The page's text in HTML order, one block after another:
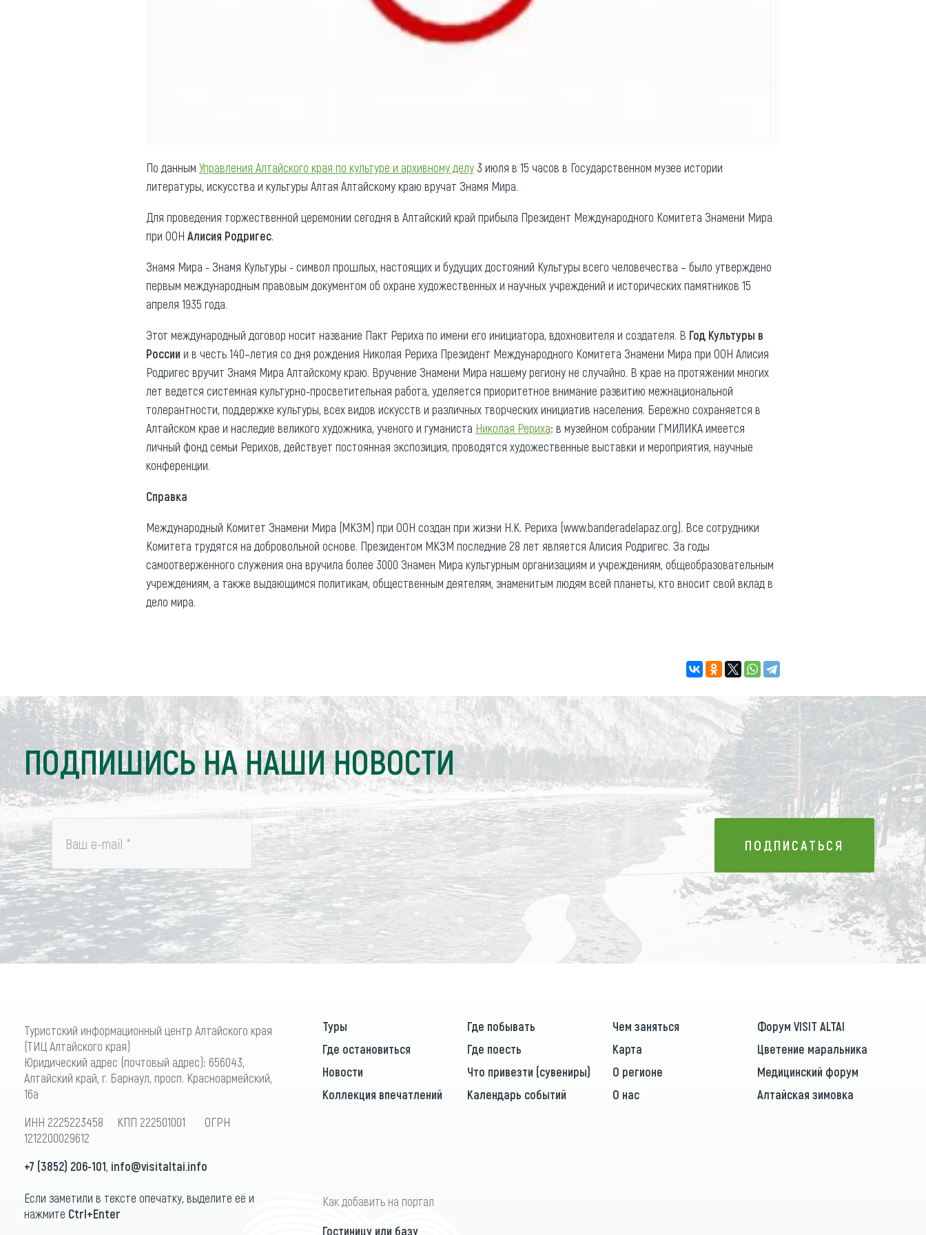
По данным Управления Алтайского края по культуре и архивному делу 3 июля в 15 часов в Государственном музее истории
литературы, искусства и культуры Алтая Алтайскому краю вручат Знамя Мира.
Для проведения торжественной церемонии сегодня в Алтайский край прибыла Президент Международного Комитета Знамени Мира
при ООН Алисия Родригес.
Знамя Мира - Знамя Культуры - символ прошлых, настоящих и будущих достояний Культуры всего человечества – было утверждено
первым международным правовым документом об охране художественных и научных учреждений и исторических памятников 15
апреля 1935 года.
Этот международный договор носит название Пакт Рериха по имени его инициатора, вдохновителя и создателя. В Год Культуры в
России и в честь 140–летия со дня рождения Николая Рериха Президент Международного Комитета Знамени Мира при ООН Алисия
Родригес вручит Знамя Мира Алтайскому краю. Вручение Знамени Мира нашему региону не случайно. В крае на протяжении многих
лет ведется системная культурно-просветительная работа, уделяется приоритетное внимание развитию межнациональной
толерантности, поддержке культуры, всех видов искусств и различных творческих инициатив населения. Бережно сохраняется в
Алтайском крае и наследие великого художника, ученого и гуманиста Николая Рериха: в музейном собрании ГМИЛИКА имеется
личный фонд семьи Рерихов, действует постоянная экспозиция, проводятся художественные выставки и мероприятия, научные
конференции.
Справка
Международный Комитет Знамени Мира (МКЗМ) при ООН создан при жизни Н.К. Рериха (www.banderadelapaz.org). Все сотрудники
Комитета трудятся на добровольной основе. Президентом МКЗМ последние 28 лет является Алисия Родригес. За годы
самоотверженного служения она вручила более 3000 Знамен Мира культурным организациям и учреждениям, общеобразовательным
учреждениям, а также выдающимся политикам, общественным деятелям, знаменитым людям всей планеты, кто вносит свой вклад в
дело мира.
ПОДПИШИСЬ НА НАШИ НОВОСТИ
Ваш e-mail * ПОДПИСАТЬСЯ
ПОДПИСАТЬСЯ
Туристский информационный центр Алтайского края
(ТИЦ Алтайского края)
Юридический адрес (почтовый адрес): 656043,
Алтайский край, г. Барнаул, просп. Красноармейский,
16а
ИНН 2225223458 КПП 222501001 ОГРН
1212200029612
+7 (3852) 206-101, info@visitaltai.info
Если заметили в тексте опечатку, выделите её и
нажмите Ctrl+Enter
Туры Где побывать Чем заняться
Форум VISIT ALTAI
Где остановиться
Где поесть Карта
Цветение маральника
Новости
Что привезти (сувениры) О регионе
Медицинский форум
Коллекция впечатлений
Календарь событий О нас Алтайская зимовка
Как добавить на портал
Гостиницу или базу